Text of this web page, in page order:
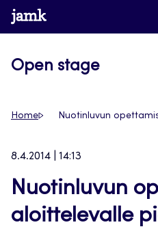
Siirry
suoraan
www.jamk.fi
Open stage
Home Nuotinluvun
8.4.2014 | 14:13
Nuotinluvun
aloittelevalle